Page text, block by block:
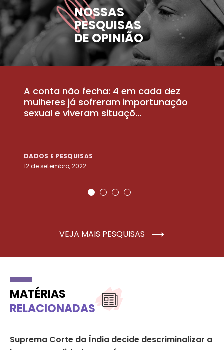
NOSSAS
PESQUISAS
DE OPINIÃO
A conta não fecha: 4 em cada dez
mulheres já sofreram importunação
sexual e viveram situaçõ...
DADOS E PESQUISAS
12 de setembro, 2022
VEJA MAIS PESQUISAS
MATÉRIAS
RELACIONADAS
Suprema Corte da Índia decide descriminalizar a